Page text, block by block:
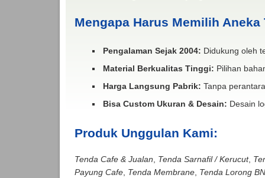
Mengapa Harus Memilih Aneka
Pengalaman Sejak 2004: Didukung oleh
Material Berkualitas Tinggi: Pilihan
Harga Langsung Pabrik: Tanpa
Bisa Custom Ukuran & Desain: Desain
Produk Unggulan Kami:
Tenda Cafe & Jualan Tenda Sarnafil / Kerucut,
Payung Cafe, Tenda Membrane, Tenda Lorong